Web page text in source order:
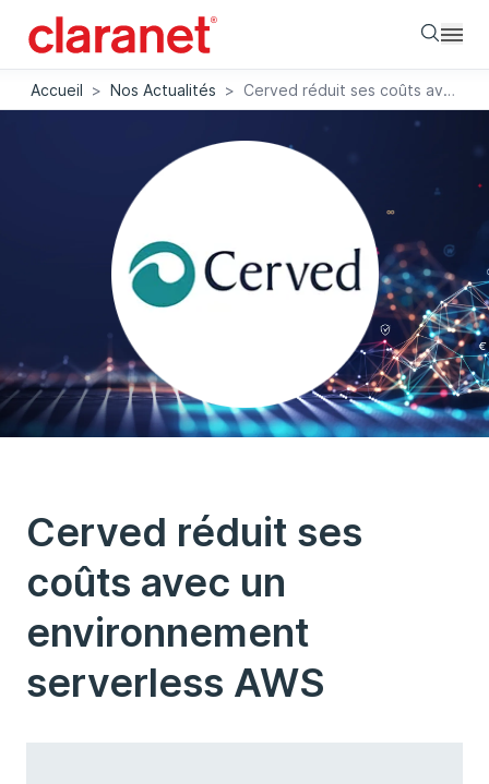
Accueil > Nos Actualités > Cerved réduit ses coûts avec un environnement serverless AWS
Cerved réduit ses
coûts avec un
environnement
serverless AWS